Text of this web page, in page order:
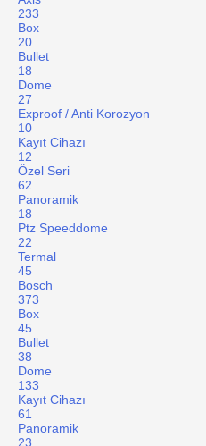
233
Box
20
Bullet
18
Dome
27
Exproof / Anti Korozyon
10
Kayıt Cihazı
12
Özel Seri
62
Panoramik
18
Ptz Speeddome
22
Termal
45
Bosch
373
Box
45
Bullet
38
Dome
133
Kayıt Cihazı
61
Panoramik
23